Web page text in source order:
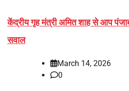
केंद्रीय गृह मंत्री अमित शाह से आप
सवाल
March 14, 2026
0